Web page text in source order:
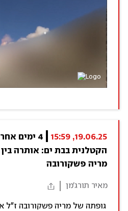
19.06.25, 15:59
מריה פשקורובה
מאיר תורג'מן
גופתה של מריה פשקורובה ז"ל